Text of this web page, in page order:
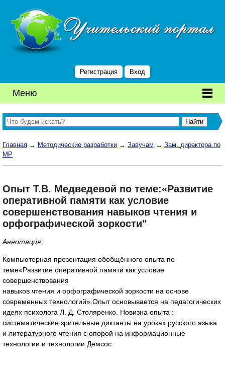
Регистрация Вход
Меню
Главная → Методические разработки → Завучам → Зам. директора по
МР
Опыт Т.В. Медведевой по теме:«Развитие
оперативной памяти как условие
совершенствования навыков чтения и
орфографической зоркости"
Аннотация:
Компьютерная презентация обобщённого опыта по
теме«Развитие оперативной памяти как условие
совершенствования
навыков чтения и орфографической зоркости на основе
современных технологий».Опыт основывается на педагогических
идеях психолога Л. Д. Столяренко. Новизна опыта :
систематические зрительные диктанты на уроках русского языка
и литературного чтения с опорой на информационные
технологии и технологии Демсос.